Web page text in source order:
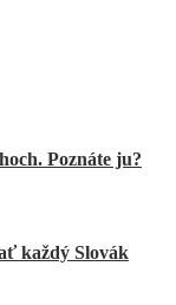
Poznáte ju?
každý Slovák